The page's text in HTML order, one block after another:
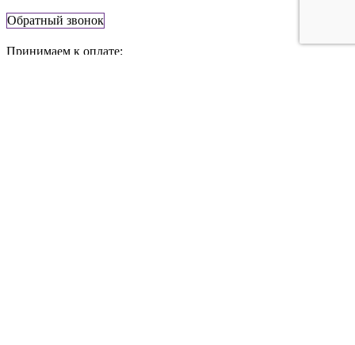
Обратный звонок
Принимаем к оплате: